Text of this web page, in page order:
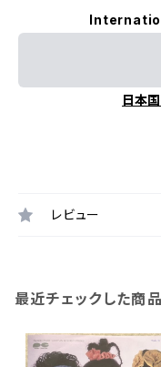
日本
レビュー
最近チェックした商品